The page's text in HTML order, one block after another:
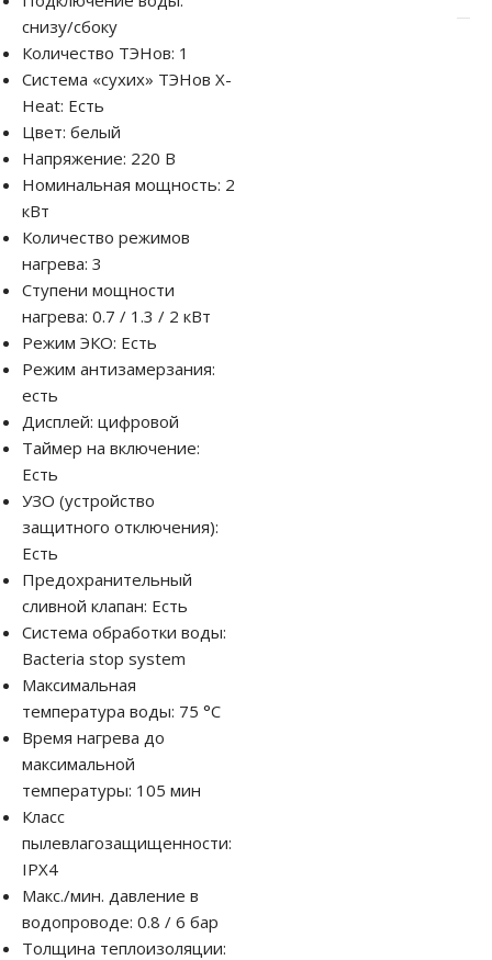
снизу/сбоку
Количество ТЭНов: 1
Система «сухих» ТЭНов X-
Heat: Есть
Цвет: белый
Напряжение: 220 В
Номинальная мощность: 2
кВт
Количество режимов
нагрева: 3
Ступени мощности
нагрева: 0.7 / 1.3 / 2 кВт
Режим ЭКО: Есть
Режим антизамерзания:
есть
Дисплей: цифровой
Таймер на включение:
Есть
УЗО (устройство
защитного отключения):
Есть
Предохранительный
сливной клапан: Есть
Система обработки воды:
Bacteria stop system
Максимальная
температура воды: 75 °С
Время нагрева до
максимальной
температуры: 105 мин
Класс
пылевлагозащищенности:
IPX4
Макс./мин. давление в
водопроводе: 0.8 / 6 бар
Толщина теплоизоляции: